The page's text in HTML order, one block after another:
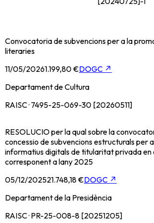
Convocatoria de subvencions per a la
literaries
11/05/20261.199,80 €DOGC ↗
Departament de Cultura
RAISC · 7495-25-069-30 [20260511]
RESOLUCIO per la qual sobre la
concessio de subvencions estructurals per
informatius digitals de titularitat privada en
corresponent a lany 2025
05/12/202521.748,18 €DOGC ↗
Departament de la Presidència
RAISC · PR-25-008-8 [20251205]